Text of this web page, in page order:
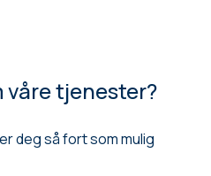
våre tjenester?
deg så fort som mulig